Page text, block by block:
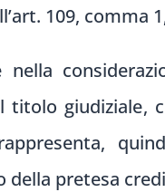
109, comma
giudiziale,
pretesa